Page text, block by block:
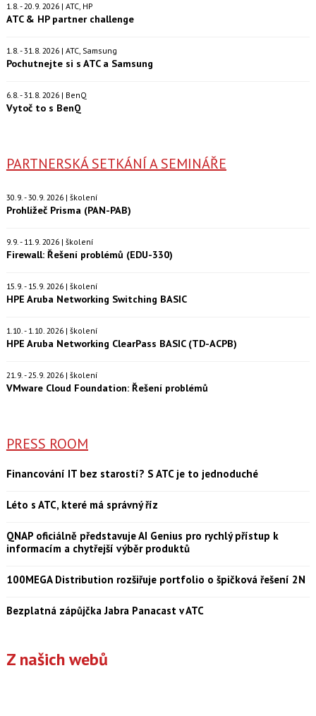
1.8. - 20.9. 2026 | ATC, HP
ATC & HP partner challenge
1.8. - 31.8. 2026 | ATC, Samsung
Pochutnejte si s ATC a Samsung
6.8. - 31.8. 2026 | BenQ
Vytoč to s BenQ
PARTNERSKÁ SETKÁNÍ A SEMINÁŘE
30.9. - 30.9. 2026 | školení
Prohlížeč Prisma (PAN-PAB)
9.9. - 11.9. 2026 | školení
Firewall: Řešení problémů (EDU-330)
15.9. - 15.9. 2026 | školení
HPE Aruba Networking Switching BASIC
1.10. - 1.10. 2026 | školení
HPE Aruba Networking ClearPass BASIC (TD-ACPB)
21.9. - 25.9. 2026 | školení
VMware Cloud Foundation: Řešení problémů
PRESS ROOM
Financování IT bez starostí? S ATC je to jednoduché
Léto s ATC, které má správný říz
QNAP oficiálně představuje AI Genius pro rychlý přístup k
informacím a chytřejší výběr produktů
100MEGA Distribution rozšiřuje portfolio o špičková řešení 2N
Bezplatná zápůjčka Jabra Panacast v ATC
Z našich webů